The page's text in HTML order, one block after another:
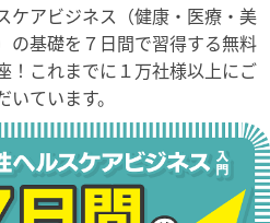
ケアビジネス（健康・医療・美
の基礎を７日間で習得する無料
！これまでに１万社様以上にご
ています。